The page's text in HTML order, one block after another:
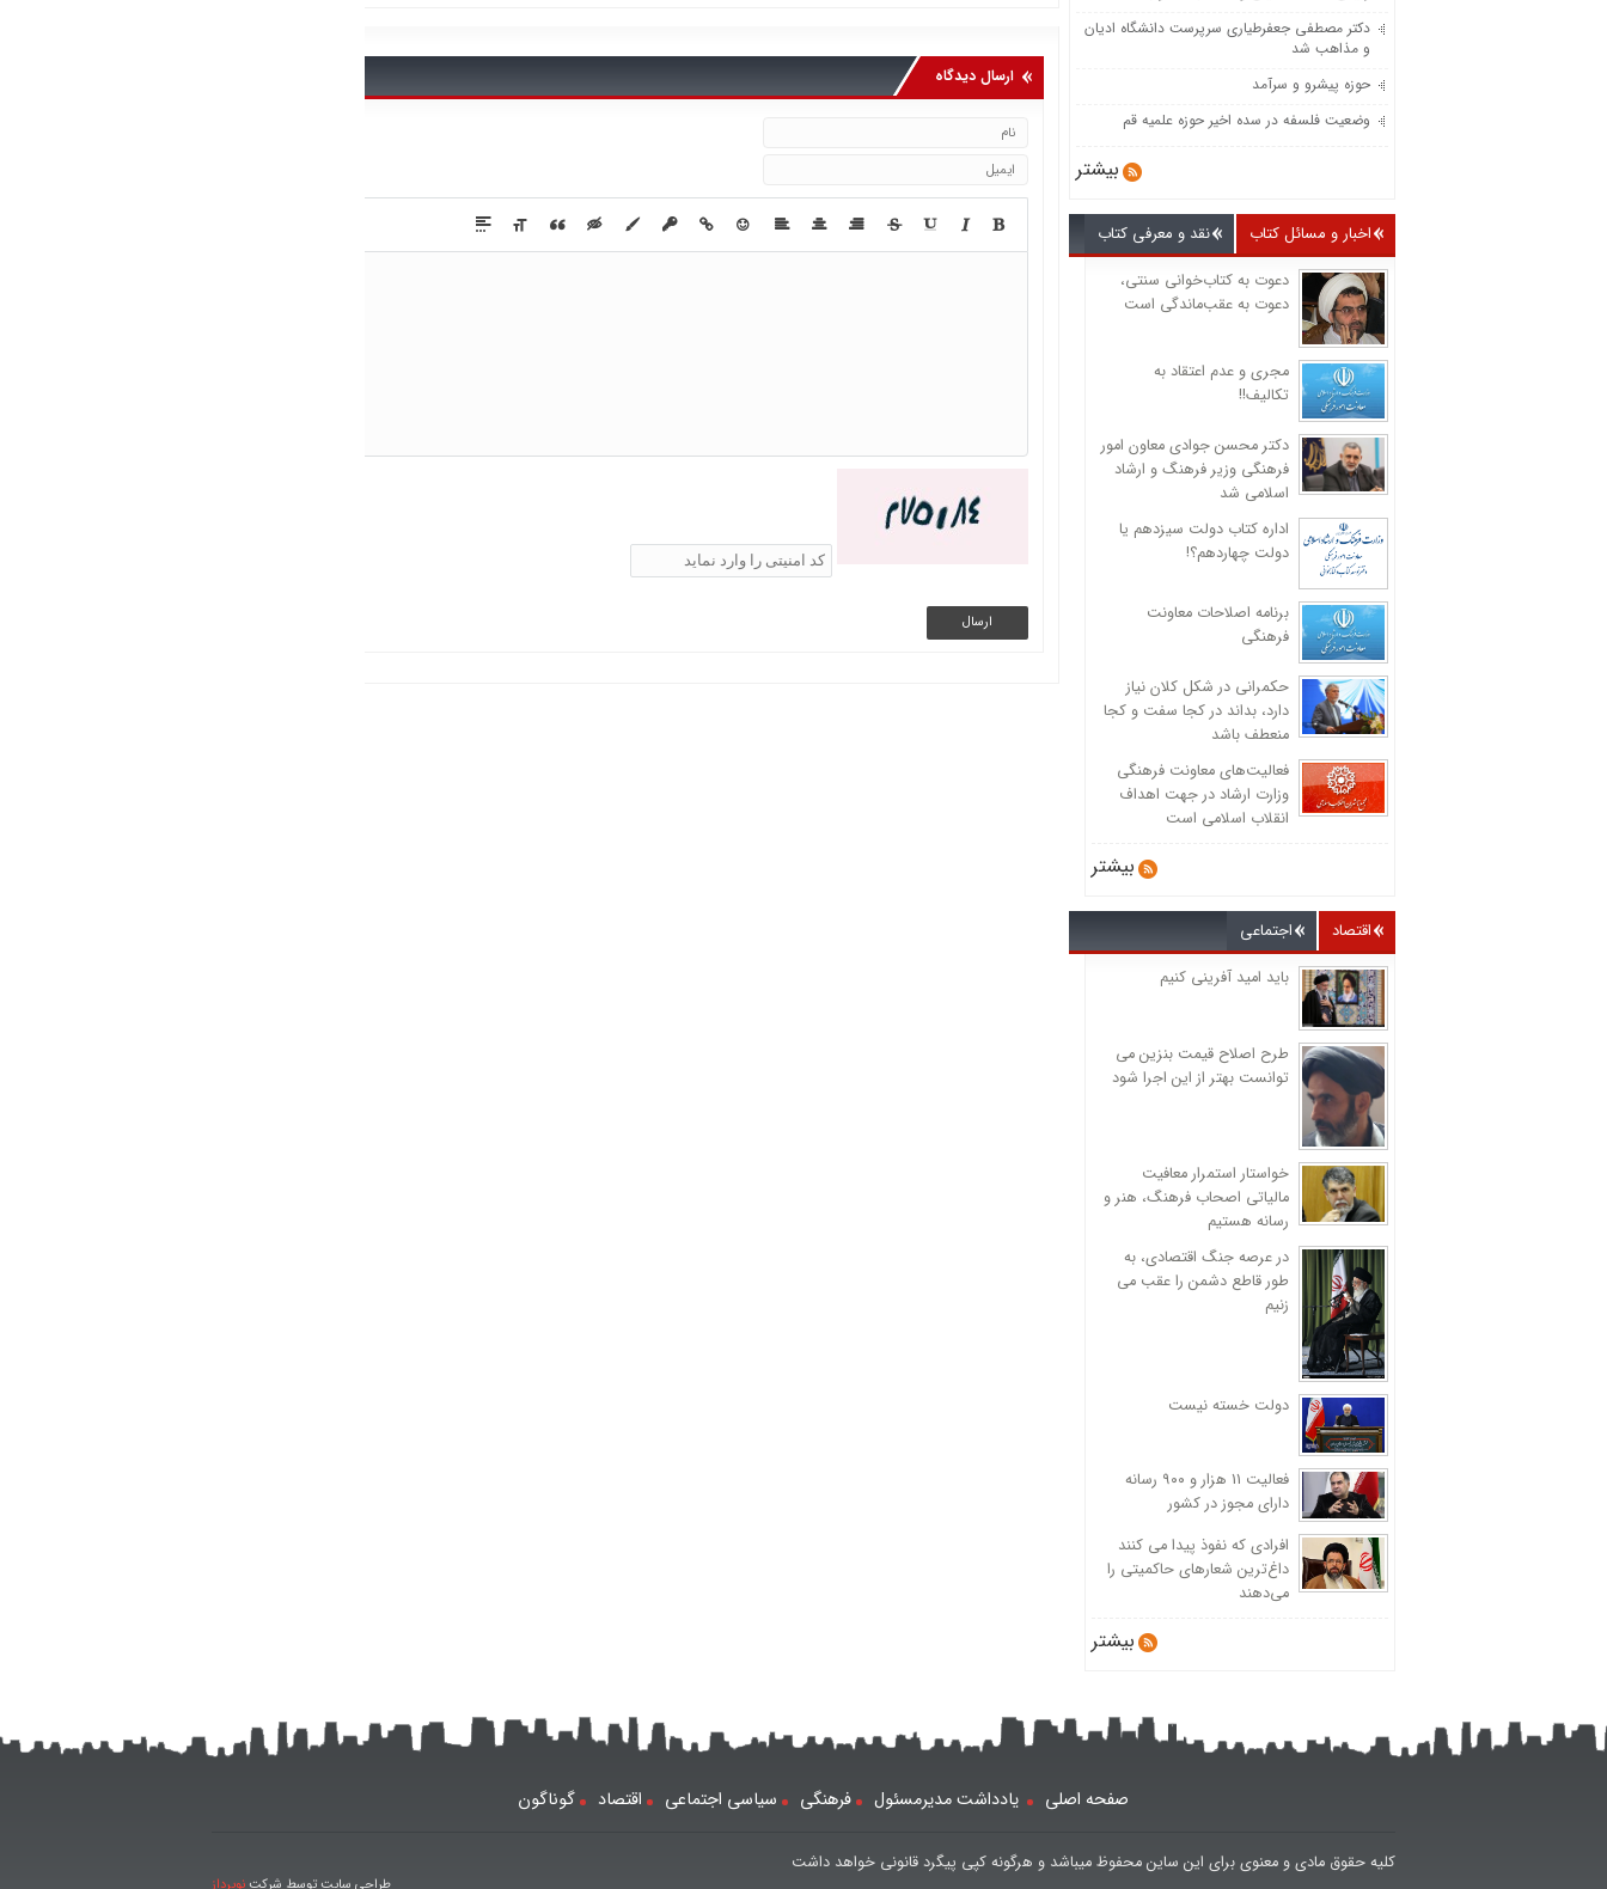
دکتر مصطفی جعفرطیاری سرپرست دانشگاه ادیان
و مذاهب شد
حوزه پیشرو و سرآمد
وضعیت فلسفه در سده اخیر حوزه علمیه قم
بیشتر
اخبار و مسائل کتاب نقد و معرفی کتاب
دعوت به کتاب‌خوانی سنتی،
دعوت به عقب‌ماندگی است
مجری و عدم اعتقاد به
تکالیف!!
دکتر محسن جوادی معاون امور
فرهنگی وزیر فرهنگ و ارشاد
اسلامی شد
اداره کتاب دولت سیزدهم یا
دولت چهاردهم؟!
برنامه اصلاحات معاونت
فرهنگی
حکمرانی در شکل کلان نیاز
دارد، بداند در کجا سفت و کجا
منعطف باشد
فعالیت‌های معاونت فرهنگی
وزارت ارشاد در جهت اهداف
انقلاب اسلامی است
بیشتر
اقتصاد اجتماعی
باید امید آفرینی کنیم
طرح اصلاح قیمت بنزین می
توانست بهتر از این اجرا شود
خواستار استمرار معافیت
مالیاتی اصحاب فرهنگ، هنر و
رسانه هستیم
در عرصه جنگ اقتصادی، به
طور قاطع دشمن را عقب می
زنیم
دولت خسته نیست
فعالیت 11 هزار و ۹۰۰ رسانه
دارای مجوز در کشور
افرادی که نفوذ پیدا می کنند
داغ‌ترین شعارهای حاکمیتی را
می‌دهند
بیشتر
ارسال دیدگاه
صفحه اصلی یادداشت مدیرمسئول فرهنگی سیاسی اجتماعی اقتصاد گوناگون
کلیه حقوق مادی و معنوی برای این ساین محفوظ میباشد و هرگونه کپی پیگرد قانونی خواهد داشت
طراحی سایت توسط شرکتنوپرداز